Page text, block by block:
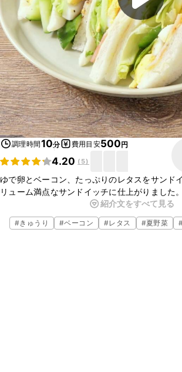
調理時間10分 費用目安500円
4.20 ( 5)
ゆで卵とベーコン、たっぷりのレタスをサンド
リューム満点なサンドイッチに仕上がりました
ターがアクセントになりおいしいですよ。串で
り付けも簡単ですよ。
紹介文をすべて見る
#きゅうり #ベーコン #レタス #夏野菜